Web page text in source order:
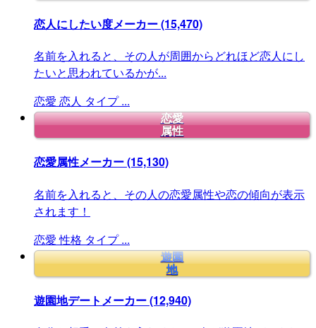
恋人にしたい度メーカー(15,470)
名前を入れると、その人が周囲からどれほど恋人にし
たいと思われているかが...
恋愛 恋人 タイプ ...
恋愛
属性
恋愛属性メーカー(15,130)
名前を入れると、その人の恋愛属性や恋の傾向が表示
されます！
恋愛 性格 タイプ ...
遊園
地
遊園地デートメーカー(12,940)